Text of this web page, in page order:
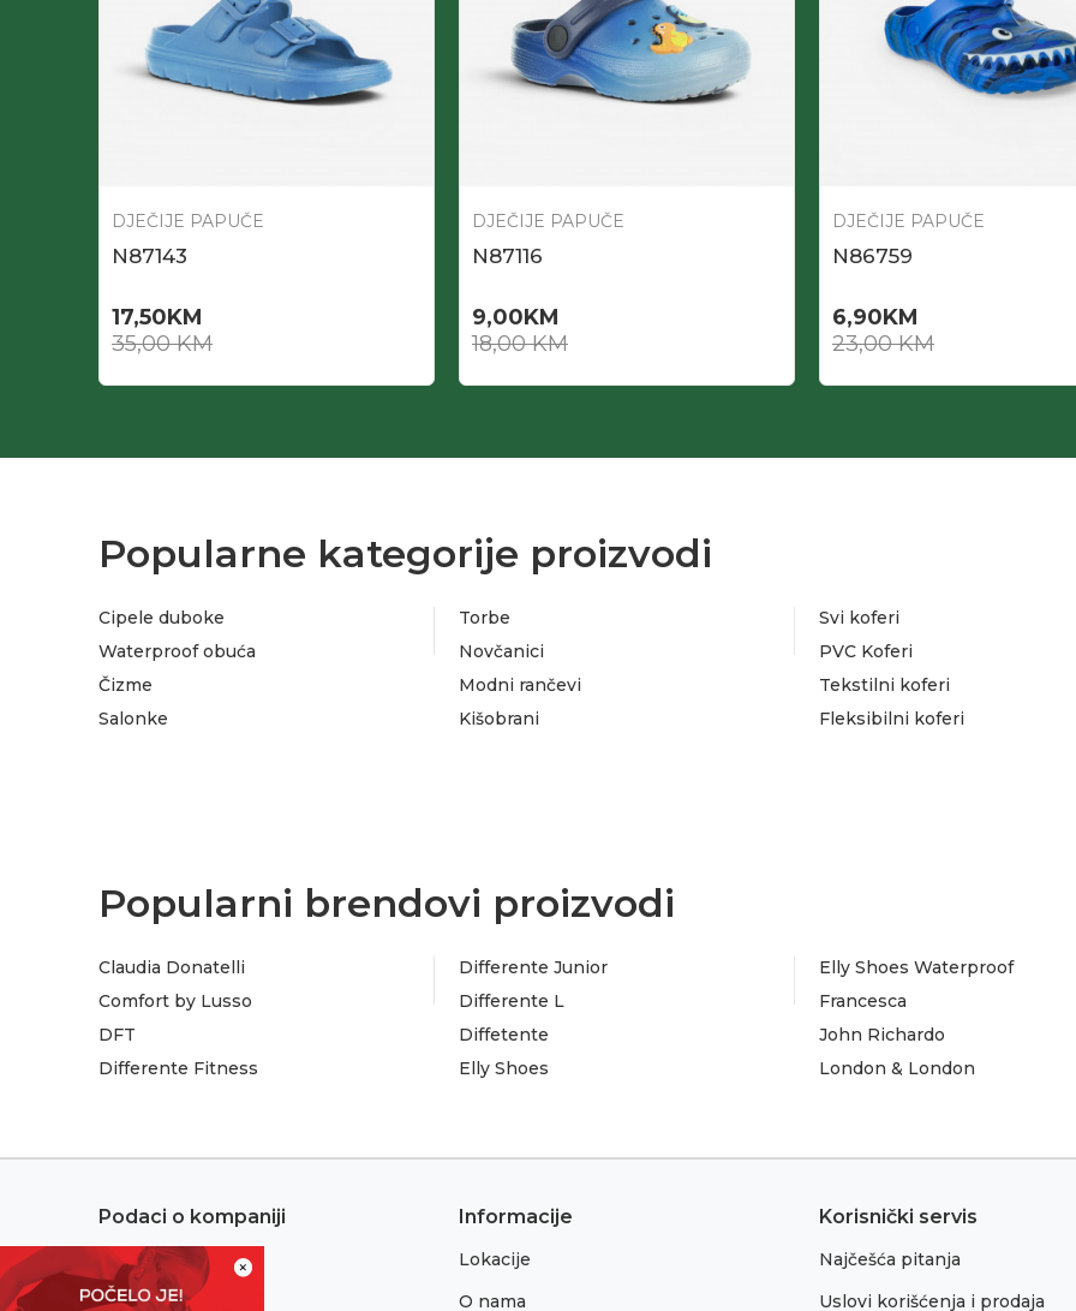
×
DJEČIJE PAPUČE
N87143
17,50KM
35,00KM
DJEČIJE PAPUČE
N87116
9,00KM
18,00KM
DJEČIJE PAPUČE
N86759
6,90KM
23,00KM
Popularne kategorije proizvodi
Cipele duboke
Waterproof obuća
Čizme
Salonke
Torbe
Novčanici
Modni rančevi
Kišobrani
Svi koferi
PVC Koferi
Tekstilni koferi
Fleksibilni koferi
Popularni brendovi proizvodi
Claudia Donatelli
Comfort by Lusso
DFT
Differente Fitness
Differente Junior
Differente L
Diffetente
Elly Shoes
Elly Shoes Waterproof
Francesca
John Richardo
London & London
Podaci o kompaniji
Adresa:
Sremska 1
Informacije
Lokacije
O nama
Korisnički servis
Najčešća pitanja
Uslovi korišćenja i prodaja